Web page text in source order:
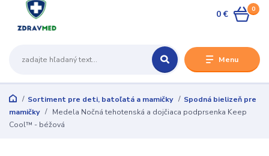
Menu
0
0 €
Sortiment pre deti, batoľatá a mamičky
Spodná bielizeň pre
mamičky
Medela Nočná tehotenská a dojčiaca podprsenka Keep
Cool™ - béžová